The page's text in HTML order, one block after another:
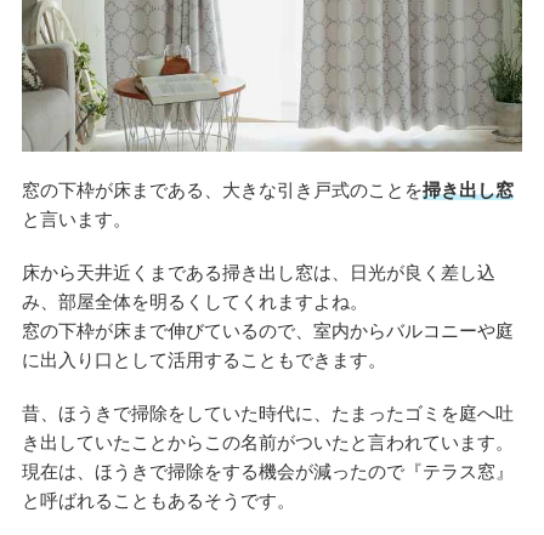
窓の下枠が床まである、大きな引き戸式のことを掃き出し窓
と言います。
床から天井近くまである掃き出し窓は、日光が良く差し込
み、部屋全体を明るくしてくれますよね。
窓の下枠が床まで伸びているので、室内からバルコニーや庭
に出入り口として活用することもできます。
昔、ほうきで掃除をしていた時代に、たまったゴミを庭へ吐
き出していたことからこの名前がついたと言われています。
現在は、ほうきで掃除をする機会が減ったので『テラス窓』
と呼ばれることもあるそうです。